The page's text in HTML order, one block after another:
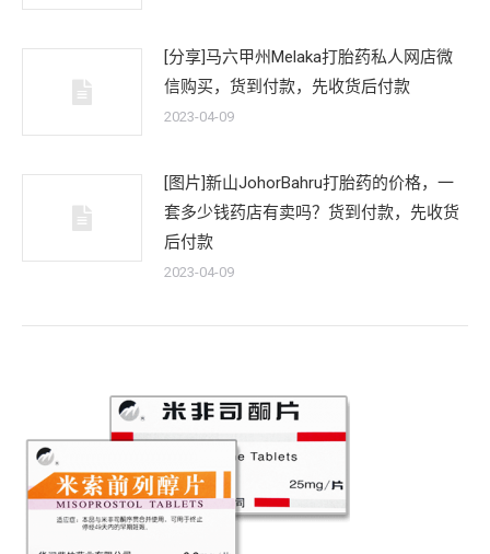
[分享]马六甲州Melaka打胎药私人网店微
信购买，货到付款，先收货后付款
2023-04-09
[图片]新山JohorBahru打胎药的价格，一
套多少钱药店有卖吗？货到付款，先收货
后付款
2023-04-09